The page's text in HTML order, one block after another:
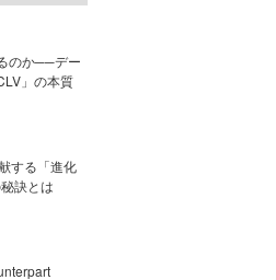
のか──デー
」の本質
する「進化
訣とは